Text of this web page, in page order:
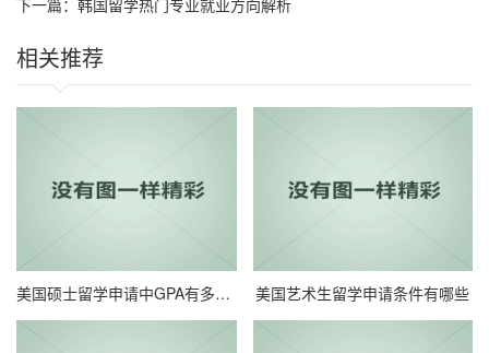
下一篇： 韩国留学热门专业就业方向解析
相关推荐
美国硕士留学申请中GPA有多重要呢? 美国艺术生留学申请条件有哪些